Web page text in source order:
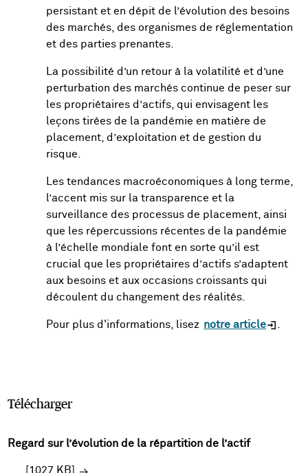
persistant et en dépit de l’évolution des besoins
des marchés, des organismes de réglementation
et des parties prenantes.
La possibilité d’un retour à la volatilité et d’une
perturbation des marchés continue de peser sur
les propriétaires d’actifs, qui envisagent les
leçons tirées de la pandémie en matière de
placement, d’exploitation et de gestion du
risque.
Les tendances macroéconomiques à long terme,
l’accent mis sur la transparence et la
surveillance des processus de placement, ainsi
que les répercussions récentes de la pandémie
à l’échelle mondiale font en sorte qu’il est
crucial que les propriétaires d’actifs s’adaptent
aux besoins et aux occasions croissants qui
découlent du changement des réalités.
Pour plus d'informations, lisez notre article
Télécharger
Regard sur l’évolution de la répartition de l’actif
[1027 KB]